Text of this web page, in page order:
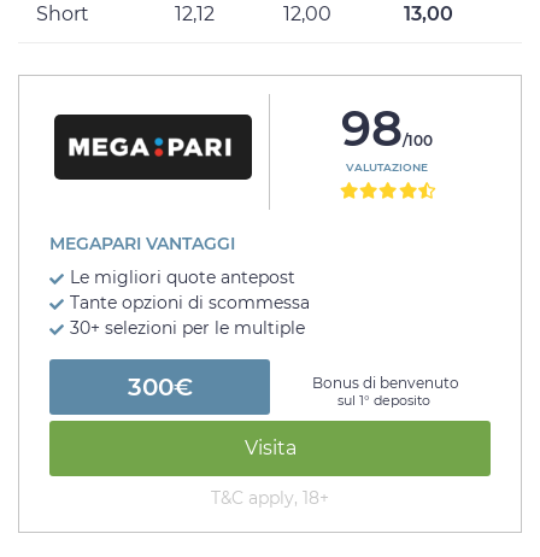
Short 12,12 12,00 13,00
98/100
VALUTAZIONE
MEGAPARI VANTAGGI
Le migliori quote antepost
Tante opzioni di scommessa
30+ selezioni per le multiple
300€ Bonus di benvenuto
sul 1° deposito
Visita
T&C apply, 18+